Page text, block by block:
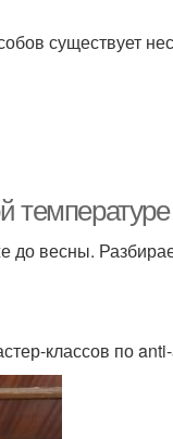
существует
температуре
до весны.
классов по